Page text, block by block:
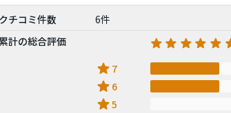
クチコミ件数
6件
計の総合評価
star 7
star 6
star5